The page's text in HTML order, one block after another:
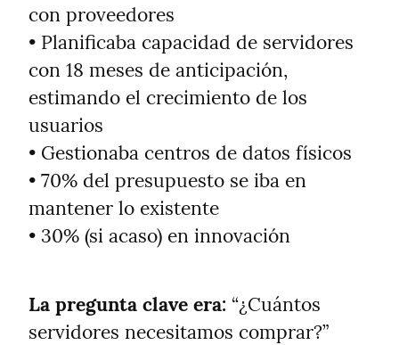
con proveedores
• Planificaba capacidad de servidores
con 18 meses de anticipación,
estimando el crecimiento de los
usuarios
• Gestionaba centros de datos físicos
• 70% del presupuesto se iba en
mantener lo existente
• 30% (si acaso) en innovación
La pregunta clave era: “¿Cuántos
servidores necesitamos comprar?”